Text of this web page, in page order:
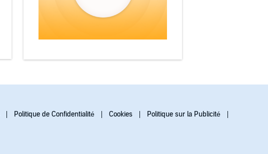
Politique de Confidentialité Cookies
Politique sur la Publicité